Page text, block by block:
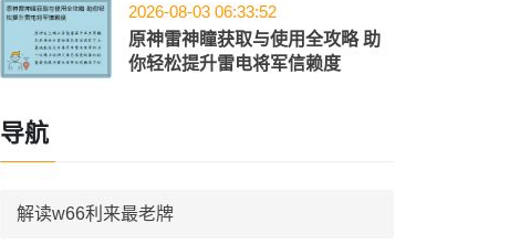
2026-08-03 06:33:52
原神雷神瞳获取与使用全攻略 助
你轻松提升雷电将军信赖度
导航
解读w66利来最老牌